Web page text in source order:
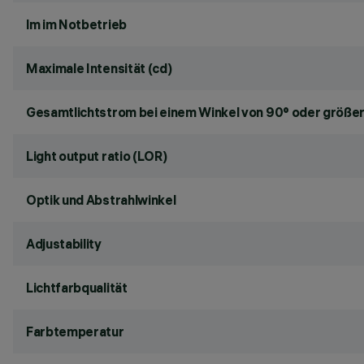
lm im Notbetrieb
Maximale Intensität (cd)
Gesamtlichtstrom bei einem Winkel von 90° oder
Light output ratio (LOR)
Optik und Abstrahlwinkel
Adjustability
Lichtfarbqualität
Farbtemperatur